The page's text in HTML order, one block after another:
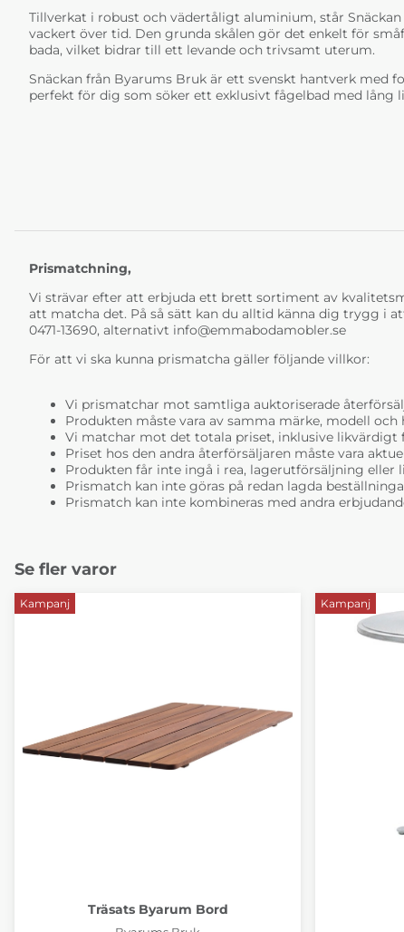
Tillverkat i robust och vädertåligt aluminium, står
vackert över tid. Den grunda skålen gör det enkelt för
bada, vilket bidrar till ett levande och trivsamt uterum.
Snäckan från Byarums Bruk är ett svenskt hantverk med
perfekt för dig som söker ett exklusivt fågelbad med lång
Prismatchning,
Vi strävar efter att erbjuda ett brett sortiment av
att matcha det. På så sätt kan du alltid känna dig trygg i
0471-13690, alternativt info@emmabodamobler.se
För att vi ska kunna prismatcha gäller följande villkor:
Vi prismatchar mot samtliga auktoriserade
Produkten måste vara av samma märke, modell
Vi matchar mot det totala priset, inklusive likvärdigt
Priset hos den andra återförsäljaren måste vara
Produkten får inte ingå i rea, lagerutförsäljning eller
Prismatch kan inte göras på redan lagda
Prismatch kan inte kombineras med andra
Se fler varor
Kampanj
Träsats Byarum Bord
Kampanj